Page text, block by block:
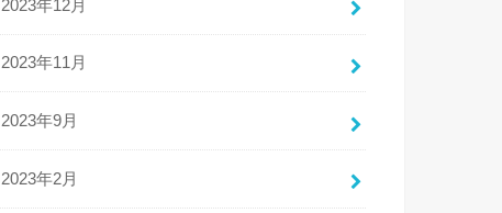
2023年12月
2023年11月
2023年9月
2023年2月